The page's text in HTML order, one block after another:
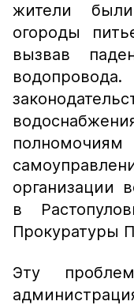
жители
огороды
вызвав
организации
в
Прокуратуры
Эту